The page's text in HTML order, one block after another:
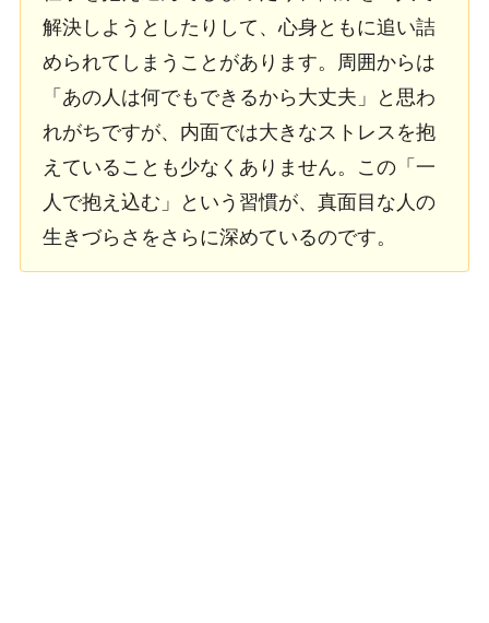
解決しようとしたりして、心身ともに追い詰
められてしまうことがあります。周囲からは
「あの人は何でもできるから大丈夫」と思わ
れがちですが、内面では大きなストレスを抱
えていることも少なくありません。この「一
人で抱え込む」という習慣が、真面目な人の
生きづらさをさらに深めているのです。